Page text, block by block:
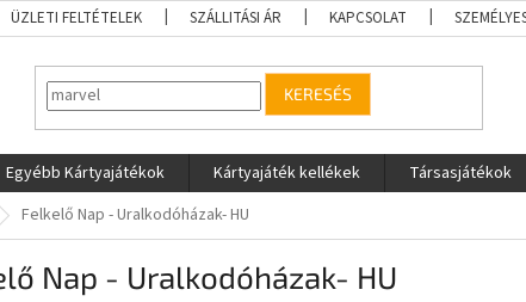
ÜZLETI FELTÉTELEK SZÁLLITÁSI ÁR KAPCSOLAT
KERESÉS
Egyébb Kártyajátékok Kártyajáték kellékek Társasjátékok
Felkelő Nap - Uralkodóházak- HU
Nap - Uralkodóházak- HU